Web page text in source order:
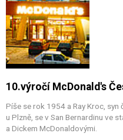
10.výročí McDonald's
Píše se rok 1954 a Ray Kroc,
u Plzně, se v San Bernardinu ve
a Dickem McDonaldovými.